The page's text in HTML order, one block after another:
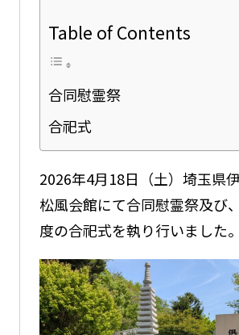
Table of Contents
合同慰霊祭
合祀式
2026年4月18日（土）埼玉県
松風会館にて合同慰霊祭及び
度の合祀式を執り行いました。